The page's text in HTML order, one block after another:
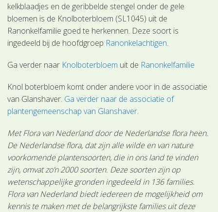
kelkblaadjes en de geribbelde stengel onder de gele
bloemen is de Knolboterbloem (SL1045) uit de
Ranonkelfamilie goed te herkennen. Deze soort is
ingedeeld bij de hoofdgroep Ranonkelachtigen.
Ga verder naar Knolboterbloem uit de Ranonkelfamilie
Knol boterbloem komt onder andere voor in de associatie
van Glanshaver. Ga verder naar de associatie of
plantengemeenschap van Glanshaver.
Met Flora van Nederland door de Nederlandse flora heen.
De Nederlandse flora, dat zijn alle wilde en van nature
voorkomende plantensoorten, die in ons land te vinden
zijn, omvat zo’n 2000 soorten. Deze soorten zijn op
wetenschappelijke gronden ingedeeld in 136 families.
Flora van Nederland biedt iedereen de mogelijkheid om
kennis te maken met de belangrijkste families uit deze